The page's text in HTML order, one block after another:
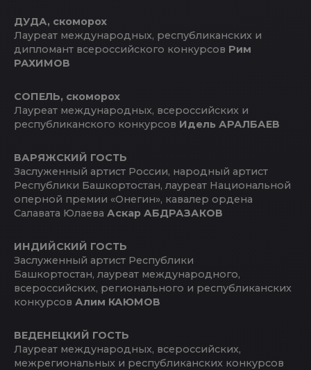
ДУДА, скоморох
Лауреат международных, республиканских и
дипломант всероссийского конкурсов Рим
РАХИМОВ
СОПЕЛЬ, скоморох
Лауреат международных, всероссийских и
республиканского конкурсов Идель АРАЛБАЕВ
ВАРЯЖСКИЙ ГОСТЬ
Заслуженный артист России, народный артист
Республики Башкортостан, лауреат Национальной
оперной премии «Онегин», кавалер ордена
Салавата Юлаева Аскар АБДРАЗАКОВ
ИНДИЙСКИЙ ГОСТЬ
Заслуженный артист Республики
Башкортостан, лауреат международного,
всероссийских, регионального и республиканских
конкурсов Алим КАЮМОВ
ВЕДЕНЕЦКИЙ ГОСТЬ
Лауреат международных, всероссийских,
межрегиональных и республиканских конкурсов